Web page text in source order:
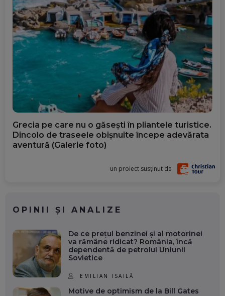
Grecia pe care nu o găsești în pliantele turistice.
Dincolo de traseele obișnuite începe adevărata
aventură (Galerie foto)
un proiect susținut de
OPINII ȘI ANALIZE
De ce prețul benzinei și al motorinei
va rămâne ridicat? România, încă
dependentă de petrolul Uniunii
Sovietice
EMILIAN ISAILĂ
Motive de optimism de la Bill Gates